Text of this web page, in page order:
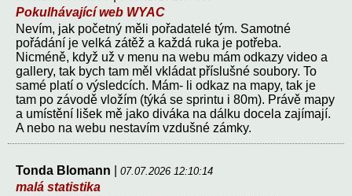
Pokulhávající web WYAC
Nevím, jak početný měli pořadatelé tým. Samotné
pořádání je velká zátěž a každá ruka je potřeba.
Nicméně, když už v menu na webu mám odkazy video a
gallery, tak bych tam měl vkládat příslušné soubory. To
samé platí o výsledcích. Mám- li odkaz na mapy, tak je
tam po závodě vložím (týká se sprintu i 80m). Právě mapy
a umístění lišek mě jako diváka na dálku docela zajímají.
A nebo na webu nestavím vzdušné zámky.
Tonda Blomann 07.07.2026 12:10:14
malá statistika